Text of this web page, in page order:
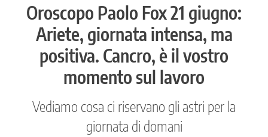
Oroscopo Paolo Fox 21 giugno:
Ariete, giornata intensa, ma
positiva. Cancro, è il vostro
momento sul lavoro
Vediamo cosa ci riservano gli astri per la
giornata di domani